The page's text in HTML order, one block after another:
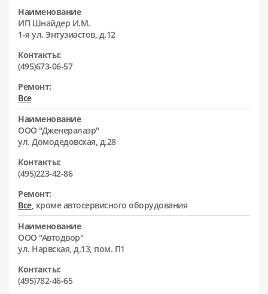
Наименование
ИП Шнайдер И.М.
1-я ул. Энтузиастов, д.12
Контакты:
(495)673-06-57
Ремонт:
Все
Наименование
ООО "Дженералаэр"
ул. Домодедовская, д.28
Контакты:
(495)223-42-86
Ремонт:
Все, кроме автосервисного оборудования
Наименование
ООО "Автодвор"
ул. Нарвская, д.13, пом. П1
Контакты:
(495)782-46-65